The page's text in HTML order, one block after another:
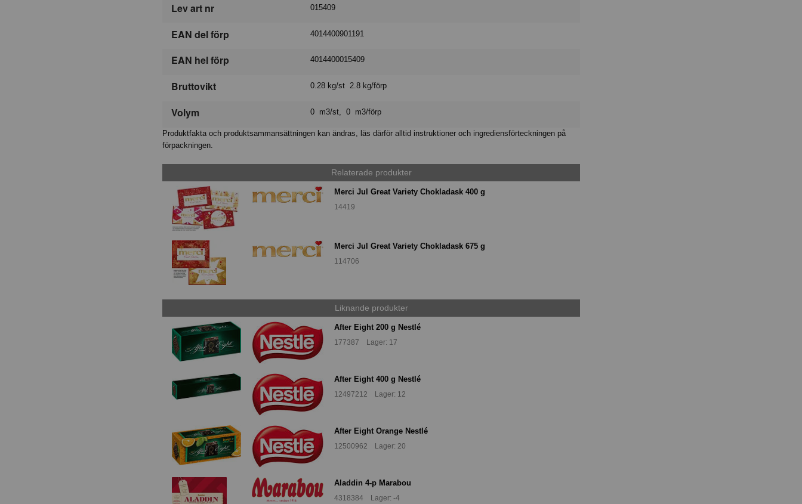
Lev art nr 015409
EAN del förp 4014400901191
EAN hel förp 4014400015409
Bruttovikt 0.28 kg/st 2.8 kg/förp
Volym 0 m3/st, 0 m3/förp
Produktfakta och produktsammansättningen kan ändras, läs därför alltid instruktioner och ingrediensförteckningen på
förpackningen.
Relaterade produkter
Merci Jul Great Variety Chokladask 400 g
14419
Merci Jul Great Variety Chokladask 675 g
114706
Liknande produkter
After Eight 200 g Nestlé
177387 Lager: 17
After Eight 400 g Nestlé
12497212 Lager: 12
After Eight Orange Nestlé
12500962 Lager: 20
Aladdin 4-p Marabou
4318384 Lager: -4